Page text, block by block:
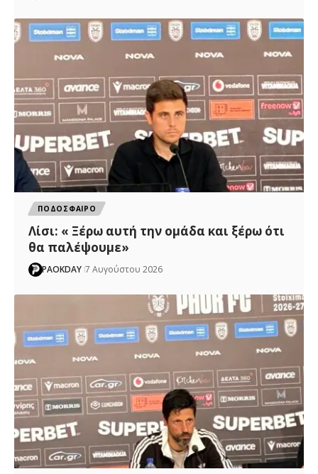
ΠΟΔΟΣΦΑΙΡΟ
Λίσι: « Ξέρω αυτή την ομάδα και ξέρω ότι
θα παλέψουμε»
PAOKDAY 7 Αυγούστου 2026